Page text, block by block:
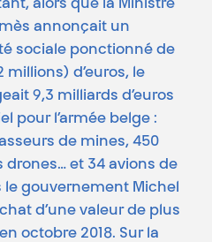
alors que la Ministre
annonçait un
sociale ponctionné de
millions) d’euros, le
9,3 milliards d’euros
pour l’armée belge :
de mines, 450
drones… et 34 avions de
gouvernement Michel
d’une valeur de plus
octobre 2018. Sur la